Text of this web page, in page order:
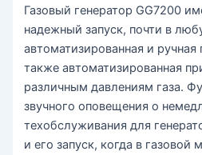
Газовый генератор GG7200
надежный запуск, почти в
автоматизированная и ручная
также автоматизированная
различным давлениям газа.
звучного оповещения о
техобслуживания для
и его запуск, когда в газовой